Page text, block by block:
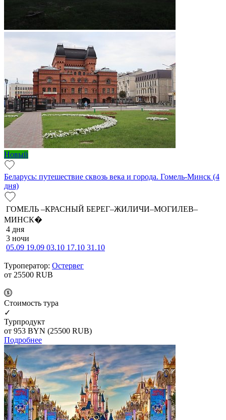
Новый
Беларусь: путешествие сквозь века и города. Гомель-Минск (4
дня)
ГОМЕЛЬ –КРАСНЫЙ БЕРЕГ–ЖИЛИЧИ–МОГИЛЕВ–
МИНСК�
4 дня
3 ночи
05.09 19.09 03.10 17.10 31.10
Туроператор: Остервег
от 25500 RUB
Cтоимость тура
✓
Турпродукт
от 953 BYN (25500 RUB)
Подробнее